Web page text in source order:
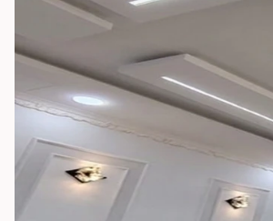
ديكور مور الأفضل في جدة
لتشطيب المنازل والديكورات.
محمد ناصر
حي الخالدية، جده